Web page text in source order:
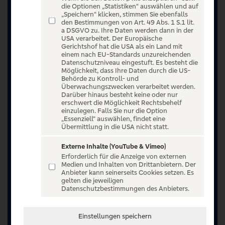
Jetzt anmelden oder registrieren
Unser Ticketangebot ist exklusiv Kunden der
Volksbanken Raiffeisenbanken vorbehalten.
die Optionen „Statistiken“ auswählen und auf
„Speichern“ klicken, stimmen Sie ebenfalls
den Bestimmungen von Art. 49 Abs. 1 S.1 lit.
a DSGVO zu. Ihre Daten werden dann in der
USA verarbeitet. Der Europäische
Gerichtshof hat die USA als ein Land mit
einem nach EU-Standards unzureichenden
Datenschutzniveau eingestuft. Es besteht die
Möglichkeit, dass Ihre Daten durch die US-
Behörde zu Kontroll- und
Überwachungszwecken verarbeitet werden.
Darüber hinaus besteht keine oder nur
erschwert die Möglichkeit Rechtsbehelf
einzulegen. Falls Sie nur die Option
„Essenziell“ auswählen, findet eine
Übermittlung in die USA nicht statt.
Externe Inhalte (YouTube & Vimeo)
Erforderlich für die Anzeige von externen
Medien und Inhalten von Drittanbietern. Der
Anbieter kann seinerseits Cookies setzen. Es
gelten die jeweiligen
Datenschutzbestimmungen des Anbieters.
Einstellungen speichern